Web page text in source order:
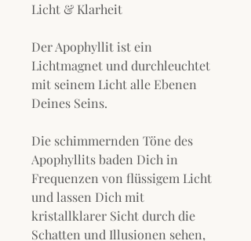
Licht & Klarheit
Der Apophyllit ist ein
Lichtmagnet und durchleuchtet
mit seinem Licht alle Ebenen
Deines Seins.
Die schimmernden Töne des
Apophyllits baden Dich in
Frequenzen von flüssigem Licht
und lassen Dich mit
kristallklarer Sicht durch die
Schatten und Illusionen sehen,